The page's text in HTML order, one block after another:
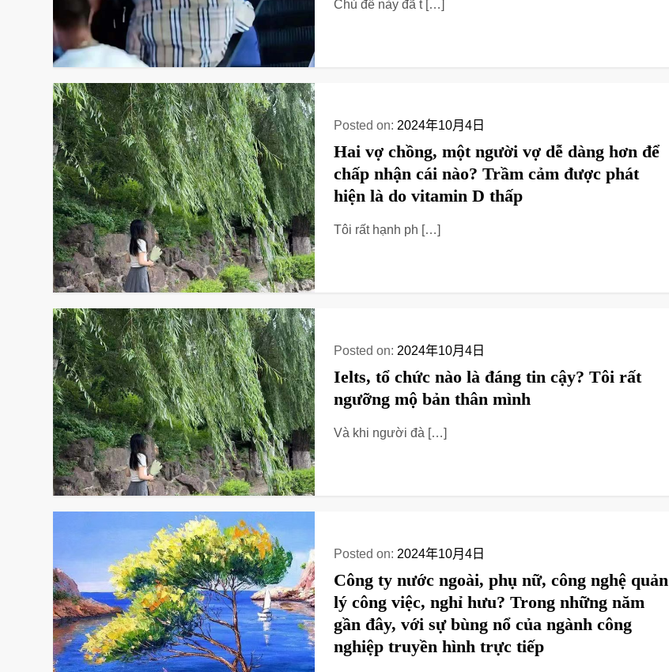
Chủ đề này đã t […]
Posted on: 2024年10月4日
Hai vợ chồng, một người vợ dễ dàng hơn để
chấp nhận cái nào? Trầm cảm được phát
hiện là do vitamin D thấp
Tôi rất hạnh ph […]
Posted on: 2024年10月4日
Ielts, tổ chức nào là đáng tin cậy? Tôi rất
ngưỡng mộ bản thân mình
Và khi người đà […]
Posted on: 2024年10月4日
Công ty nước ngoài, phụ nữ, công nghệ quản
lý công việc, nghỉ hưu? Trong những năm
gần đây, với sự bùng nổ của ngành công
nghiệp truyền hình trực tiếp